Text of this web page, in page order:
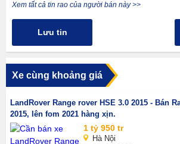
Xem tất cả tin rao của người bán này >>
Lưu tin
Xe cùng khoảng giá
LandRover Range rover HSE 3.0 2015 - Bán
2015, lên fom 2021 hàng xịn.
1 tỷ 950 tr
Hà Nội